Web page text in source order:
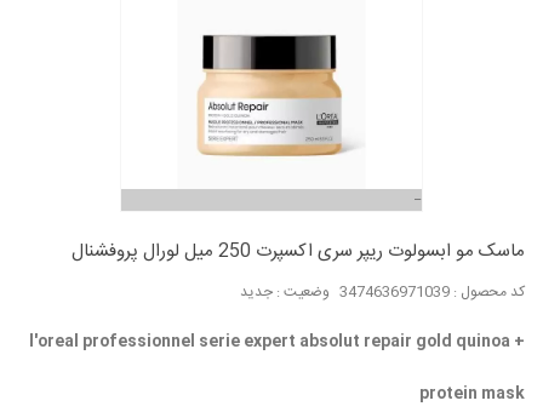
ماسک مو ابسولوت ریپر سری اکسپرت 250 میل لورال پروفشنال
کد محصول : 3474636971039 وضعیت : جدید
l'oreal professionnel serie expert absolut repair gold quinoa +
protein mask